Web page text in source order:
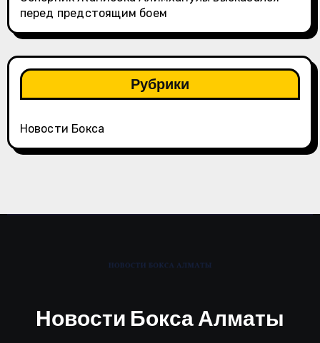
перед предстоящим боем
Рубрики
Новости Бокса
Новости Бокса Алматы